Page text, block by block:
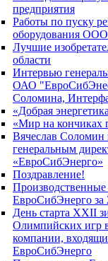
предприятия
Работы по пуску
оборудования
Лучшие
области
Интервью
ОАО
Соломина,
«Добрая
«Мир на кончиках
Вячеслав Соломин
генеральным
«ЕвроСибЭнерго»
Поздравление!
ЕвроСибЭнерго за
День старта XXII
Олимпийских игр
компании,
ЕвроСибЭнерго